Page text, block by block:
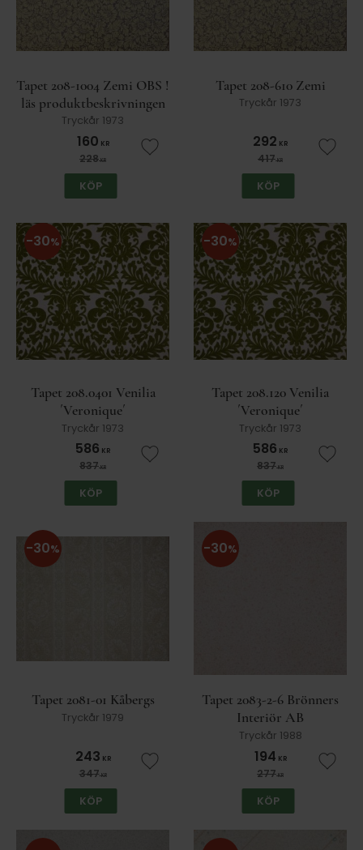
Tapet 208-1004 Zemi OBS !
läs produktbeskrivningen
Tryckår 1973
160 KR
228KR Lägg till i favoriter
KÖP
Tapet 208-610 Zemi
Tryckår 1973
292 KR
417KR Lägg
KÖP
Tapet 208.0401 Venilia
´Veronique´
Tryckår 1973
586 KR
837KR
30%
Lägg till i favoriter
KÖP
Tapet 208.120 Venilia
´Veronique´
Tryckår 1973
586 KR
837KR
30%
Lägg
KÖP
Tapet 2081-01 Kåbergs
Tryckår 1979
243 KR
347KR
30%
Lägg till i favoriter
KÖP
Tapet 2083-2-6 Brönners
Interiör AB
Tryckår 1988
194 KR
277KR
30%
Lägg
KÖP